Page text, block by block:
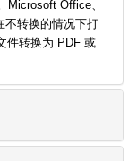
Office、
不转换的情况下打
件转换为 PDF 或